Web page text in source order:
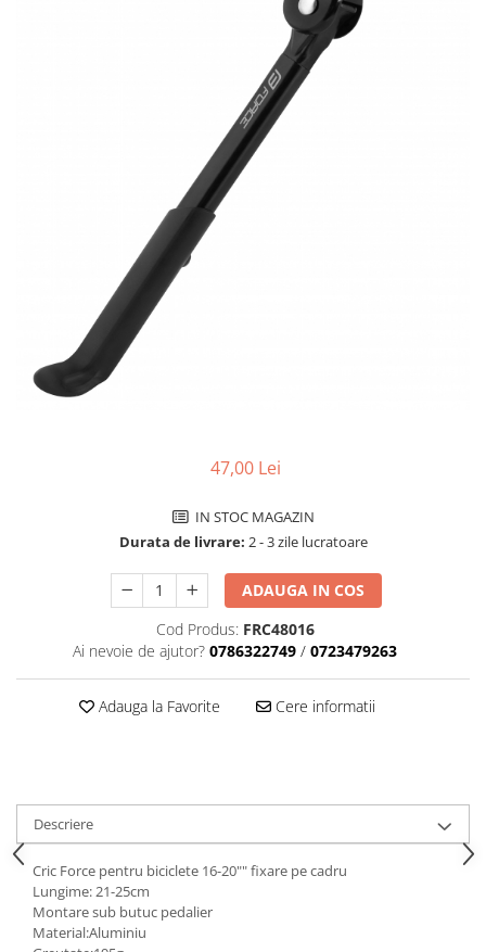
Produse intretinere bicicleta
Accesorii biciclete copii
Claxon bicicleta
Bidoane si suporti bicicleta
Suport telefon bicicleta
Computer bicicleta
Piese biciclete
Anvelopa bicicleta
Camera bicicleta
Urechi cadru bicicleta
Mansoane si ghidolina
Ghidoane bicicleta
Pipe ghidon
Pedale bicicleta
47,00 Lei
IN STOC MAGAZIN
Durata de livrare: 2 - 3 zile lucratoare
ADAUGA IN COS
Cod Produs: FRC48016
Ai nevoie de ajutor? 0786322749 / 0723479263
Adauga la Favorite Cere informatii
Descriere
Cric Force pentru biciclete 16-20"" fixare pe cadru
Lungime: 21-25cm
Montare sub butuc pedalier
Material:Aluminiu